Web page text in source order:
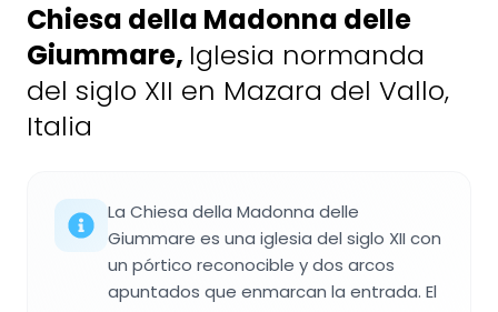
Chiesa della Madonna delle
Giummare, Iglesia normanda
del siglo XII en Mazara del Vallo,
Italia
La Chiesa della Madonna delle
Giummare es una iglesia del siglo XII con
un pórtico reconocible y dos arcos
apuntados que enmarcan la entrada. El